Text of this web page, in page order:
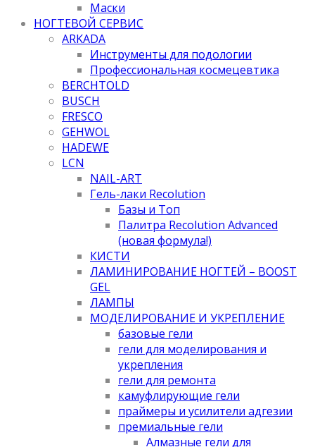
Маски
НОГТЕВОЙ СЕРВИС
ARKADA
Инструменты для подологии
Профессиональная космецевтика
BERCHTOLD
BUSCH
FRESCO
GEHWOL
HADEWE
LCN
NAIL-ART
Гель-лаки Recolution
Базы и Топ
Палитра Recolution Advanced
(новая формула!)
КИСТИ
ЛАМИНИРОВАНИЕ НОГТЕЙ – BOOST
GEL
ЛАМПЫ
МОДЕЛИРОВАНИЕ И УКРЕПЛЕНИЕ
базовые гели
гели для моделирования и
укрепления
гели для ремонта
камуфлирующие гели
праймеры и усилители адгезии
премиальные гели
Алмазные гели для